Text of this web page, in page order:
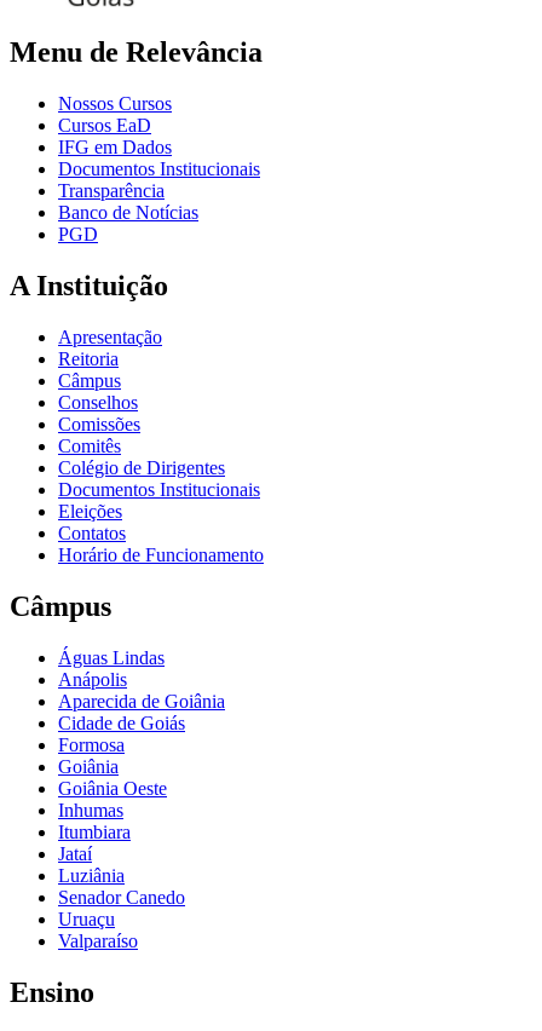
Menu de Relevância
Nossos Cursos
Cursos EaD
IFG em Dados
Documentos Institucionais
Transparência
Banco de Notícias
PGD
A Instituição
Apresentação
Reitoria
Câmpus
Conselhos
Comissões
Comitês
Colégio de Dirigentes
Documentos Institucionais
Eleições
Contatos
Horário de Funcionamento
Câmpus
Águas Lindas
Anápolis
Aparecida de Goiânia
Cidade de Goiás
Formosa
Goiânia
Goiânia Oeste
Inhumas
Itumbiara
Jataí
Luziânia
Senador Canedo
Uruaçu
Valparaíso
Ensino